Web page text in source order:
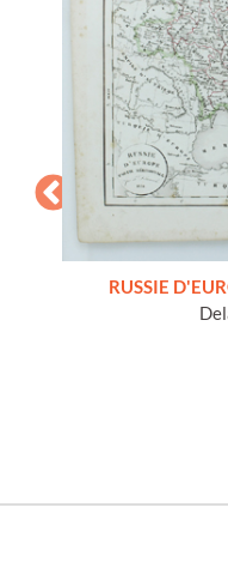
RUSSIE